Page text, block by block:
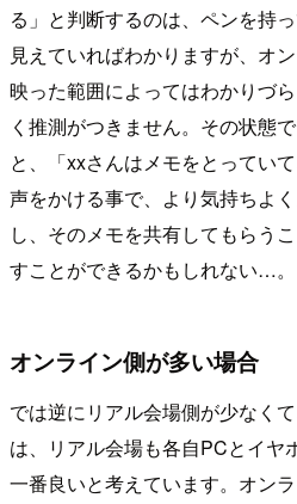
る」と判断するのは、ペンを持
見えていればわかりますが、オ
映った範囲によってはわかりづ
く推測がつきません。その状態
と、「xxさんはメモをとってい
声をかける事で、より気持ちよ
し、そのメモを共有してもらう
すことができるかもしれない…。
オンライン側が多い場合
では逆にリアル会場側が少なく
は、リアル会場も各自PCとイヤ
一番良いと考えています。オン